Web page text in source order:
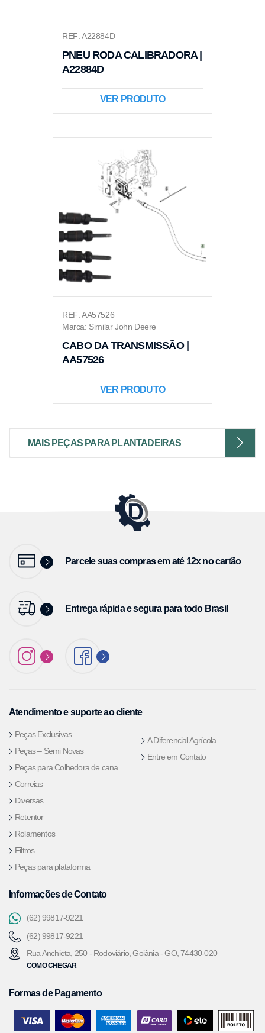
REF: A22884D
PNEU RODA CALIBRADORA |
A22884D
VER PRODUTO
REF: AA57526
Marca: Similar John Deere
CABO DA TRANSMISSÃO |
AA57526
VER PRODUTO
MAIS PEÇAS PARA PLANTADEIRAS
Parcele suas compras em até 12x no cartão
Entrega rápida e segura para todo Brasil
Formas de Pagamento
Atendimento e suporte ao cliente
Peças Exclusivas
Peças – Semi Novas
Peças para Colhedora de cana
Correias
Diversas
Retentor
Rolamentos
Filtros
Peças para plataforma
A Diferencial Agrícola
Entre em Contato
Informações de Contato
(62) 99817-9221
(62) 99817-9221
Rua Anchieta, 250 - Rodoviário, Goiânia - GO, 74430-020
COMO CHEGAR